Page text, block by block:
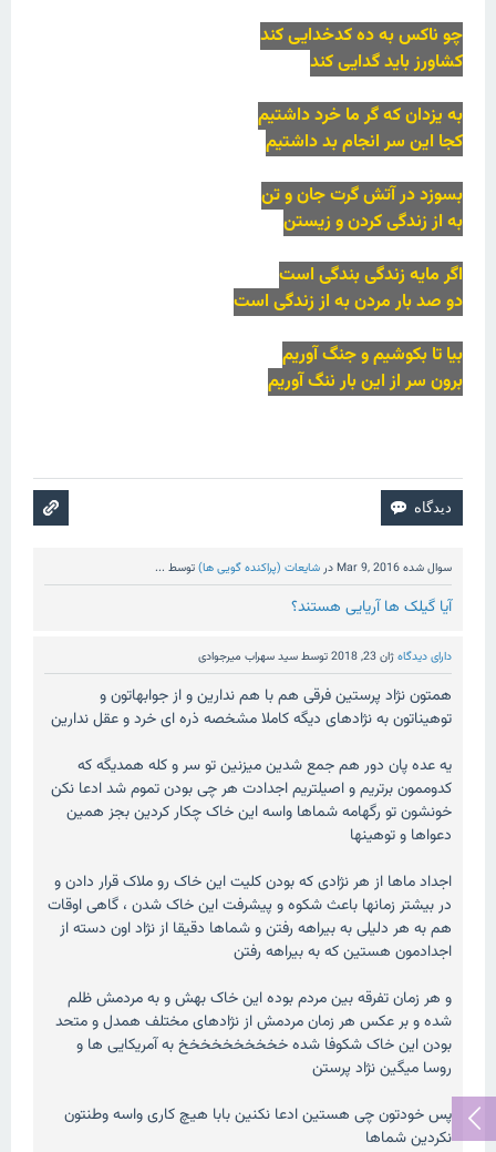
چو ناکس به ده کدخدایی کند
کشاورز باید گدایی کند
به یزدان که گر ما خرد داشتیم
کجا این سر انجام بد داشتیم
بسوزد در آتش گرت جان و تن
به از زندگی کردن و زیستن
اگر مایه زندگی بندگی است
دو صد بار مردن به از زندگی است
بیا تا بکوشیم و جنگ آوریم
برون سر از این بار ننگ آوریم
سوال شدهMar 9, 2016درشایعات (پراکنده گویی ها)توسط ...
آیا گیلک ها آریایی هستند؟
دارای دیدگاهژان 23, 2018 توسطسید سهراب میرجوادی
همتون نژاد پرستین فرقی هم با هم ندارین و از جوابهاتون و
توهیناتون به نژادهای دیگه کاملا مشخصه ذره ای خرد و عقل ندارین
یه عده پان دور هم جمع شدین میزنین تو سر و کله همدیگه که
کدوممون برتریم و اصیلتریم اجدادت هر چی بودن تموم شد ادعا نکن
خونشون تو رگهامه شماها واسه این خاک چکار کردین بجز همین
دعواها و توهینها
اجداد ماها از هر نژادی که بودن کلیت این خاک رو ملاک قرار دادن و
در بیشتر زمانها باعث شکوه و پیشرفت این خاک شدن ، گاهی اوقات
هم به هر دلیلی به بیراهه رفتن و شماها دقیقا از نژاد اون دسته از
اجدادمون هستین که به بیراهه رفتن
و هر زمان تفرقه بین مردم بوده این خاک بهش و به مردمش ظلم
شده و بر عکس هر زمان مردمش از نژادهای مختلف همدل و متحد
بودن این خاک شکوفا شده خخخخخخخخخخ به آمریکایی ها و
روسا میگین نژاد پرستن
پس خودتون چی هستین ادعا نکنین بابا هیچ کاری واسه وطنتون
نکردین شماها